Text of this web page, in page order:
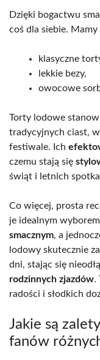
Dzięki bogactwu
coś dla siebie.
klasyczne
lekkie bezy,
owocowe
Torty lodowe
tradycyjnych ciast,
festiwale. Ich
czemu stają się
świąt i letnich
Co więcej, prosta
je idealnym
smacznym, a
lodowy skutecznie
dni, stając się
rodzinnych zjazdów.
radości i słodkich
Jakie są
fanów